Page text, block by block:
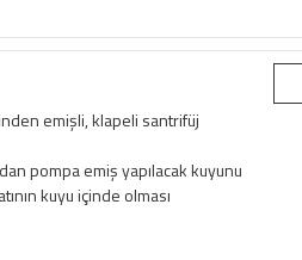
emişli, klapeli santrifüj
pompa emiş yapılacak kuyunu
kuyu içinde olması